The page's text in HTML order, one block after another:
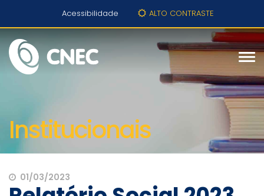
Acessibilidade ALTO CONTRASTE
Institucionais
01/03/2023